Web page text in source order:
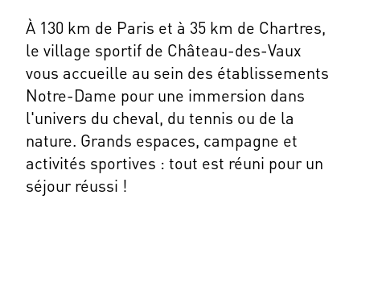
À 130 km de Paris et à 35 km de Chartres,
le village sportif de Château-des-Vaux
vous accueille au sein des établissements
Notre-Dame pour une immersion dans
l'univers du cheval, du tennis ou de la
nature. Grands espaces, campagne et
activités sportives : tout est réuni pour un
séjour réussi !